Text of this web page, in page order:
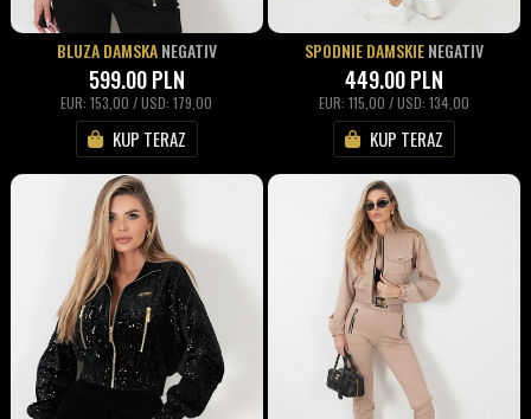
BLUZA DAMSKANEGATIV
599.00PLN
EUR: 153,00 / USD: 179,00
KUP TERAZ
SPODNIE DAMSKIENEGATIV
449.00PLN
EUR: 115,00 / USD: 134,00
KUP TERAZ